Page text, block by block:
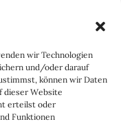
wir Technologien
und/oder darauf
können wir Daten
dieser Website
erteilst oder
Funktionen
Modell ist von Grund auf
Die Grundsteuer
Alternativen für die